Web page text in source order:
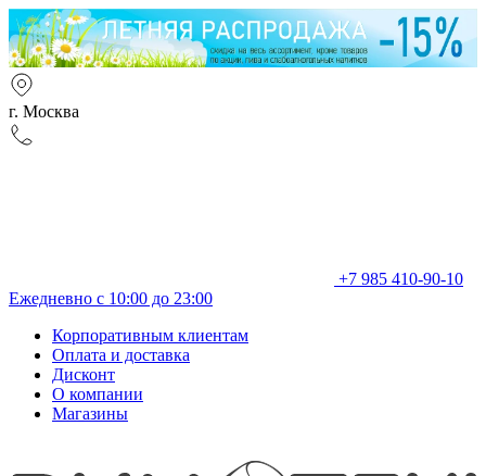
г. Москва
+7 985 410-90-10
Ежедневно с 10:00 до 23:00
Корпоративным клиентам
Оплата и доставка
Дисконт
О компании
Магазины